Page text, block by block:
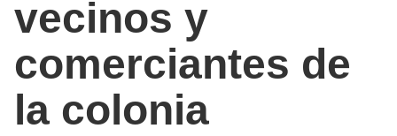
vecinos y
comerciantes de
la colonia